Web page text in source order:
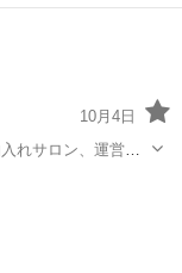
たりなど、重宝し
10月4日
れサロン、運営を